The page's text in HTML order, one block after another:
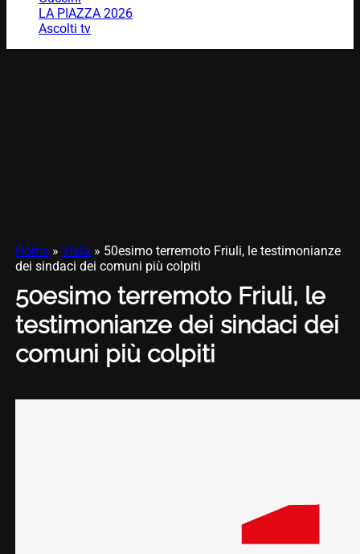
LA PIAZZA 2026
Ascolti tv
Home» Vista » 50esimo terremoto Friuli, le testimonianze
dei sindaci dei comuni più colpiti
50esimo terremoto Friuli, le
testimonianze dei sindaci dei
comuni più colpiti